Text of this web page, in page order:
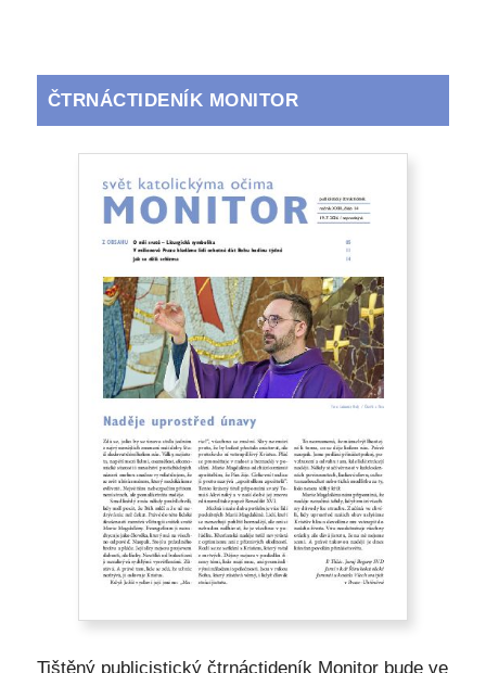
ČTRNÁCTIDENÍK MONITOR
Tištěný publicistický čtrnáctideník Monitor bude ve